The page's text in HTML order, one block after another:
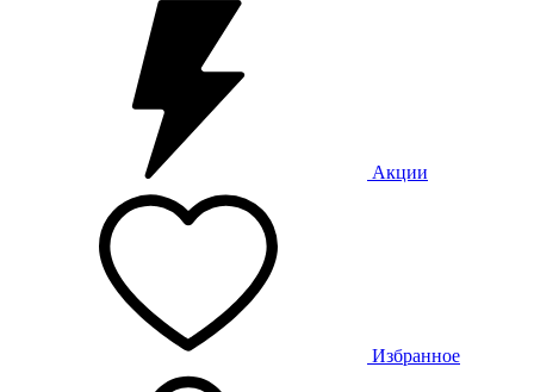
Акции
Избранное